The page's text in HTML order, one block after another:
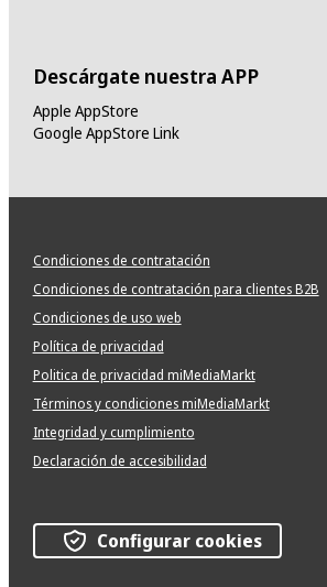
Descárgate nuestra APP
Apple AppStore
Google AppStore Link
Condiciones de contratación
Condiciones de contratación para clientes B2B
Condiciones de uso web
Política de privacidad
Politica de privacidad miMediaMarkt
Términos y condiciones miMediaMarkt
Integridad y cumplimiento
Declaración de accesibilidad
Configurar cookies